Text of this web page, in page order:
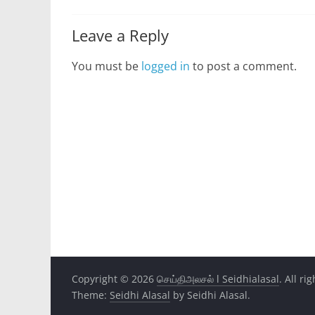
Leave a Reply
You must be logged in to post a comment.
Copyright © 2026 செய்திஅலசல் l Seidhialasal. All
Theme: Seidhi Alasal by Seidhi Alasal.